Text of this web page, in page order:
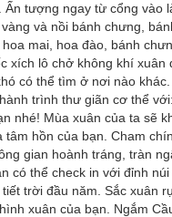
tượng ngay từ cổng vào
và nồi bánh chưng,
mai, hoa đào, bánh
xích lô chở không khí
có thể tìm ở nơi nào
trình thư giãn cơ thể
nhé! Mùa xuân của ta sẽ
hồn của bạn. Cham
gian hoành tráng, tràn
có thể check in với đỉnh
trời đầu năm. Sắc xuân
xuân của bạn. Ngắm
Phú Yên, chuyên cho
Phú Yên
thuê nhà nguyên căn